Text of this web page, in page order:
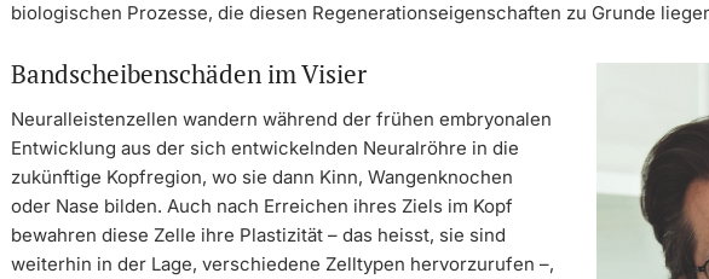
biologischen Prozesse, die diesen Regenerationseigenschaften zu Grunde
Bandscheibenschäden im Visier
Neuralleistenzellen wandern während der frühen embryonalen
Entwicklung aus der sich entwickelnden Neuralröhre in die
zukünftige Kopfregion, wo sie dann Kinn, Wangenknochen
oder Nase bilden. Auch nach Erreichen ihres Ziels im Kopf
bewahren diese Zelle ihre Plastizität – das heisst, sie sind
weiterhin in der Lage, verschiedene Zelltypen hervorzurufen –,